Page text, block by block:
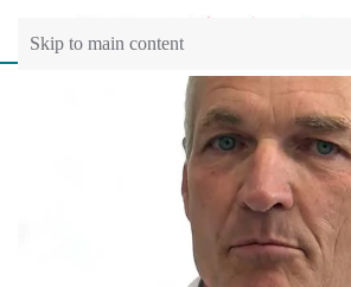
Skip to main content